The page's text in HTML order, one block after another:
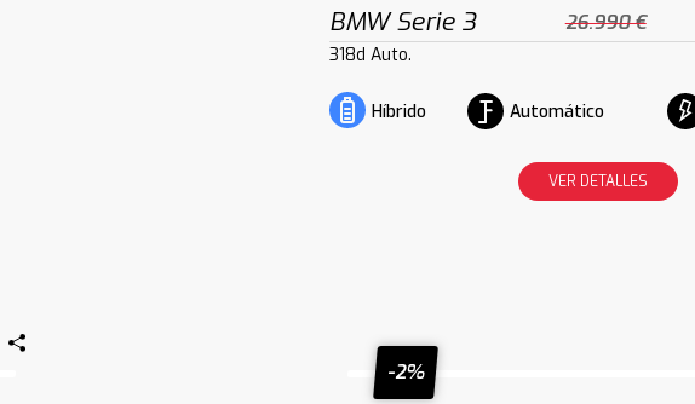
BMW Serie 3 26.990 €
318d Auto.
Híbrido Automático
VER DETALLES
-2%